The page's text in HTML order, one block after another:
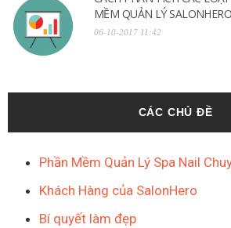
MỀM QUẢN LÝ
06-10-2017 11:42
CÁC CHỦ ĐỀ
Phần Mềm Quản Lý Spa Nail
Khách Hàng của SalonHero
Bí quyết làm đẹp